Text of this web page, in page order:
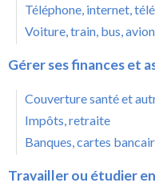
Téléphone, internet,
Voiture, train, bus, avion
Gérer ses finances et
Couverture santé et
Impôts, retraite
Banques, cartes
Travailler ou étudier